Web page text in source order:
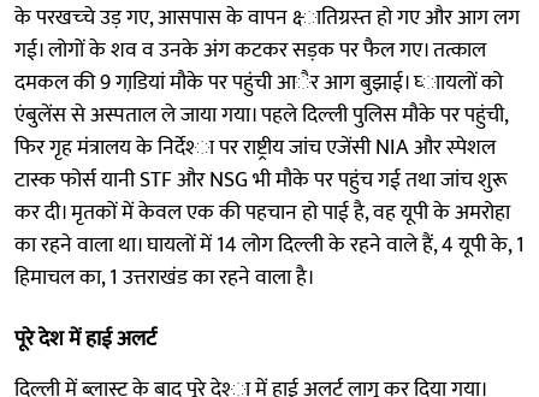
के परखच्‍चे उड़ गए, आसपास के वापन क्ष्‍ातिग्रस्‍त हो गए और आग लग
गई। लोगों के शव व उनके अंग कटकर सड़क पर फैल गए। तत्काल
दमकल की 9 गाडि़यां मौके पर पहुंची आैर आग बुझाई। घ्‍ाायलों को
एंबुलेंस से अस्पताल ले जाया गया। पहले दिल्‍ली पुलिस मौके पर पहुंची,
फिर गृह मंत्रालय के निर्देश्‍ा पर राष्ट्रीय जांच एजेंसी NIA और स्‍पेशल
टास्क फोर्स यानी STF और NSG भी मौके पर पहुंच गई तथा जांच शुरू
कर दी। मृतकों में केवल एक की पहचान हो पाई है, वह यूपी के अमरोहा
का रहने वाला था। घायलों में 14 लोग दिल्ली के रहने वाले हैं, 4 यूपी के, 1
हिमाचल का, 1 उत्तराखंड का रहने वाला है।
पूरे देश में हाई अलर्ट
दिल्ली में ब्लास्ट के बाद पूरे देश्‍ा में हाई अलर्ट लागू कर दिया गया।